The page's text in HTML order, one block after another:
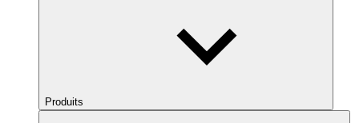
Produits